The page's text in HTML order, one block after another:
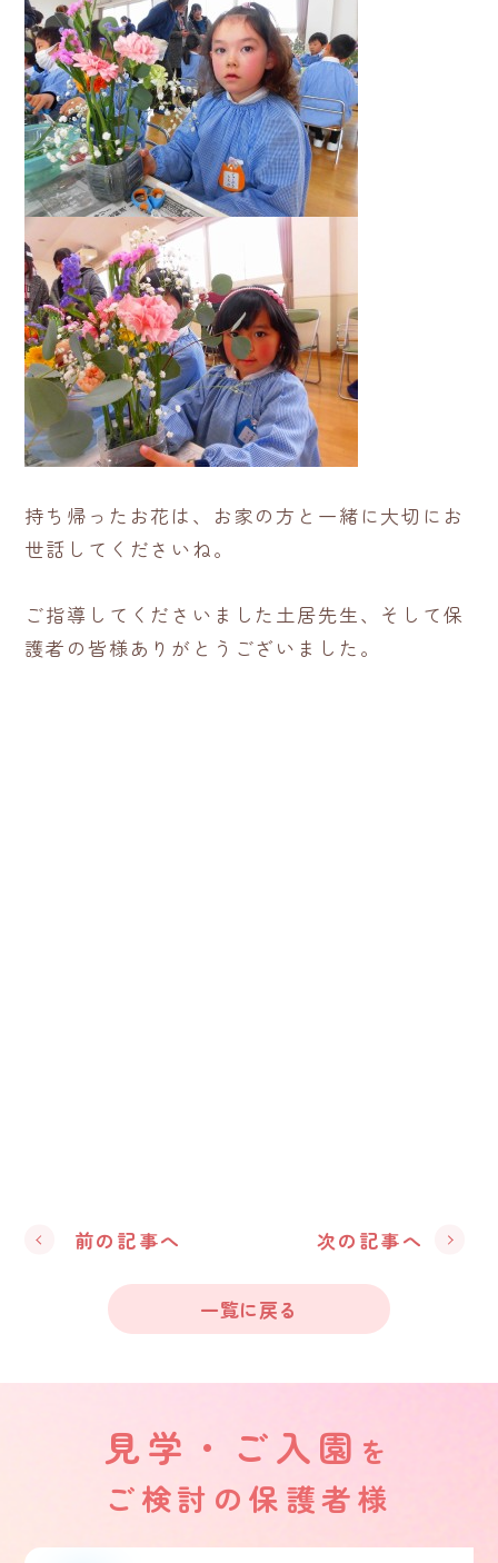
持ち帰ったお花は、お家の方と一緒に大切にお
世話してくださいね。
ご指導してくださいました土居先生、そして保
護者の皆様ありがとうございました。
前の記事へ 次の記事へ
一覧に戻る
見学・ご入園 を
ご検討の保護者様